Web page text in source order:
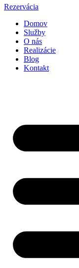
Rezervácia
Domov
Služby
O nás
Realizácie
Blog
Kontakt